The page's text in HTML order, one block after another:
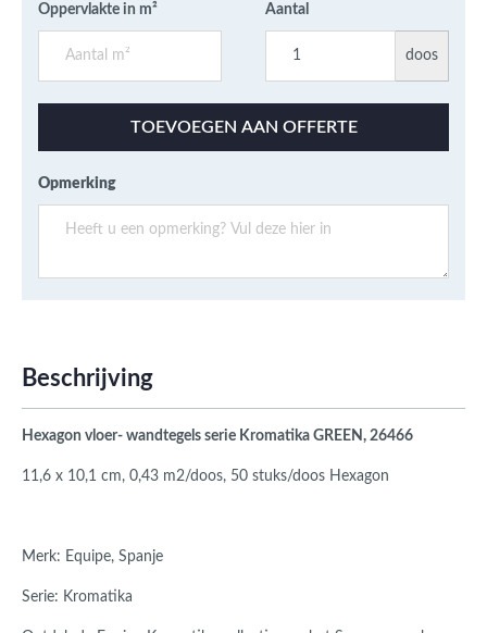
Oppervlakte in m² Aantal
doos
TOEVOEGEN AAN OFFERTE
Opmerking
Beschrijving
Hexagon vloer- wandtegels serie Kromatika GREEN, 26466
11,6 x 10,1 cm, 0,43 m2/doos, 50 stuks/doos Hexagon
Merk: Equipe, Spanje
Serie: Kromatika